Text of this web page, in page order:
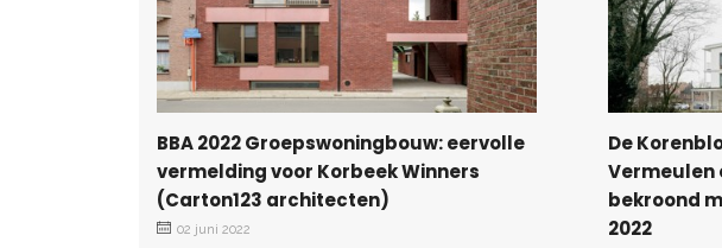
BBA 2022 Groepswoningbouw: eervolle
vermelding voor Korbeek Winners
(Carton123 architecten)
02 juni 2022
De
Vermeulen
bekroond
2022